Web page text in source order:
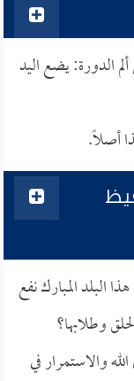
الدورة: يضع اليد
أصلاً.
البلد المبارك نفع
وطلابها؟
والاستمرار في